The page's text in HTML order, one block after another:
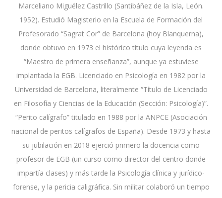
Marceliano Miguélez Castrillo (Santibáñez de la Isla, León.
1952). Estudió Magisterio en la Escuela de Formación del
Profesorado “Sagrat Cor” de Barcelona (hoy Blanquerna),
donde obtuvo en 1973 el histórico título cuya leyenda es
“Maestro de primera enseñanza”, aunque ya estuviese
implantada la EGB. Licenciado en Psicología en 1982 por la
Universidad de Barcelona, literalmente “Título de Licenciado
en Filosofía y Ciencias de la Educación (Sección: Psicología)”.
“Perito calígrafo” titulado en 1988 por la ANPCE (Asociación
nacional de peritos calígrafos de España). Desde 1973 y hasta
su jubilación en 2018 ejerció primero la docencia como
profesor de EGB (un curso como director del centro donde
impartía clases) y más tarde la Psicología clínica y jurídico-
forense, y la pericia caligráfica. Sin militar colaboró un tiempo